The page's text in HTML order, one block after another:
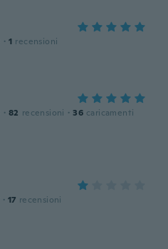
· 1 recensioni
· 82 recensioni · 36 caricamenti
· 17 recensioni